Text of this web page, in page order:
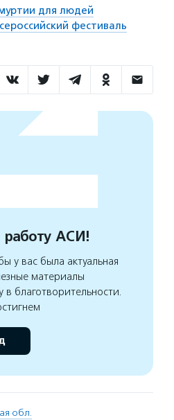
для людей
фестиваль
АСИ!
у вас была актуальная
материалы
благотворительности.
обл.